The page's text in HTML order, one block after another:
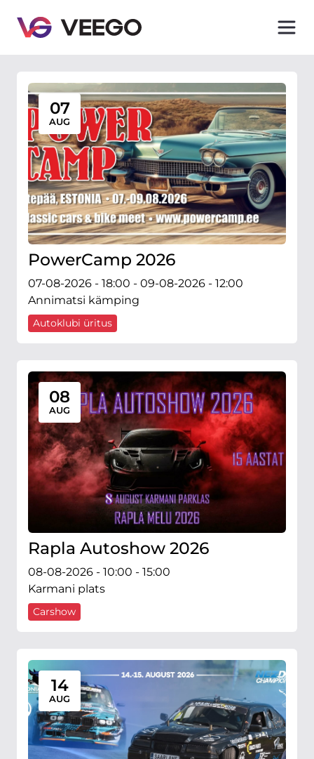
07
AUG
PowerCamp 2026
07-08-2026 - 18:00 - 09-08-2026 - 12:00
Annimatsi kämping
Autoklubi üritus
08
AUG
Rapla Autoshow 2026
08-08-2026 - 10:00 - 15:00
Karmani plats
Carshow
14
AUG